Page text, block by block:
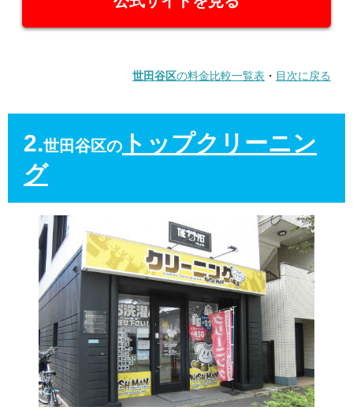
世田谷区の料金比較一覧表 ・ 目次に戻る
2.世田谷区の
トップクリーニン
グ